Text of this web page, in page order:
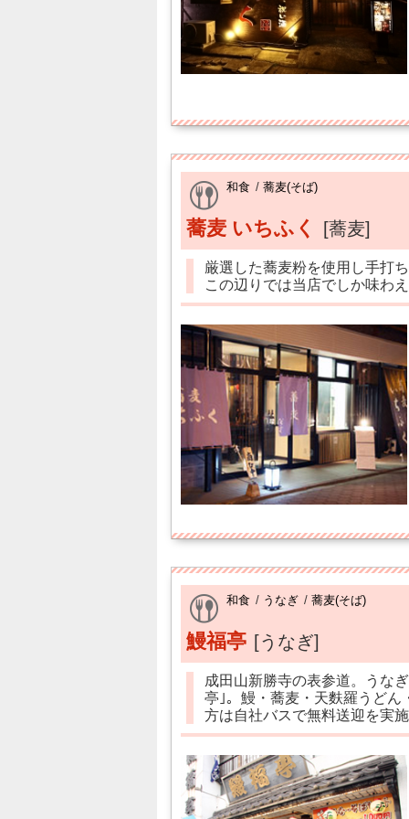
和食 / 蕎麦(そば)
蕎麦 いちふく [蕎麦]
厳選した蕎麦粉を使用し手打
この辺りでは当店でしか味わ
和食 / うなぎ / 蕎麦(そば)
鰻福亭 [うなぎ]
成田山新勝寺の表参道。うな
亭｣。鰻・蕎麦・天麩羅うど
方は自社バスで無料送迎を実